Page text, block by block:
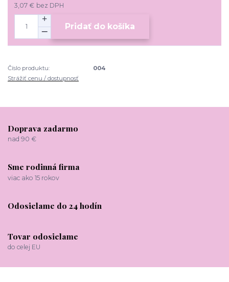
3,07 € bez DPH
Pridať do košíka
Číslo produktu:
004
Strážiť cenu / dostupnosť
Doprava zadarmo
nad 90 €
Sme rodinná firma
viac ako 15 rokov
Odosielame do 24 hodín
Tovar odosielame
do celej EU